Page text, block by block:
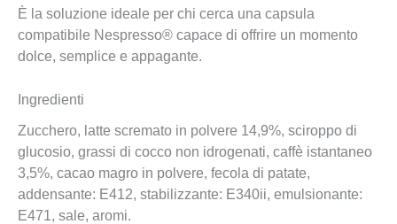
È la soluzione ideale per chi cerca una capsula
compatibile Nespresso® capace di offrire un momento
dolce, semplice e appagante.
Ingredienti
Zucchero, latte scremato in polvere 14,9%, sciroppo di
glucosio, grassi di cocco non idrogenati, caffè istantaneo
3,5%, cacao magro in polvere, fecola di patate,
addensante: E412, stabilizzante: E340ii, emulsionante:
E471, sale, aromi.